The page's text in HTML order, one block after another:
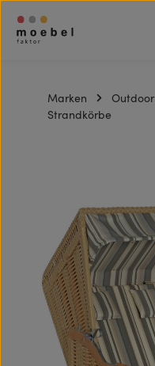
Zum Hauptinhalt springen
Marken Outdoor
Strandkörbe